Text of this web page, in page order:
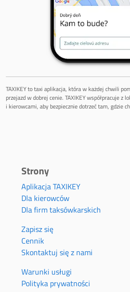
TAXIKEY to taxi aplikacja, która w każdej chwili
przejazd w dobrej cenie. TAXIKEY współpracuje
i kierowcami, aby bezpiecznie dotrzeć tam, gdzie
Strony
Aplikacja TAXIKEY
Dla kierowców
Dla firm taksówkarskich
Zapisz się
Cennik
Skontaktuj się z nami
Warunki usługi
Polityka prywatności